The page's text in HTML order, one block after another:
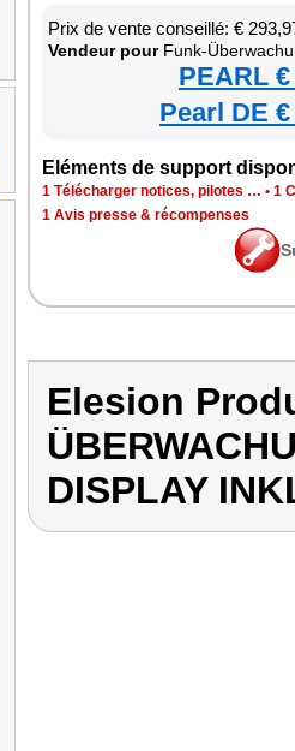
Prix de vente conseillé: €
Ven­deur pourFunk-Über­wa­chung­sre­kor­der
PEARL
Pearl DE
Elé­ments de sup­port
1 Télé­char­ger notices, pilotes … • 1
1 Avis presse & récom­penses
Elesion
DISPLAY